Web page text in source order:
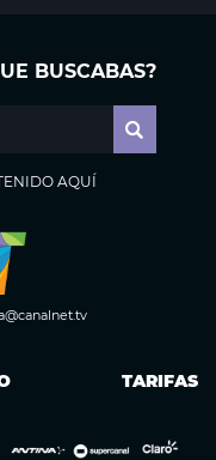
BUSCABAS?
AQUÍ
TARIFAS